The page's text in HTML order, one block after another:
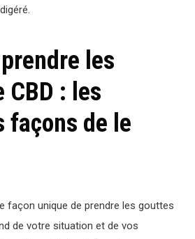
les
CBD : les
façons de le
façon unique de prendre les gouttes
de votre situation et de vos